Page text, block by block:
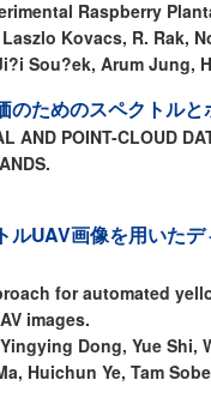
Raspberry
Kovacs, R. Rak,
Sou?ek, Arum Jung,
のためのスペクトル
AND POINT-CLOUD
ルUAV画像を用いた
for automated
images.
Dong, Yue Shi,
Huichun Ye, Tam